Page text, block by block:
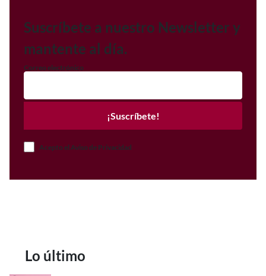
Suscríbete a nuestro Newsletter y
mantente al día.
Correo electrónico
¡Suscríbete!
Acepto el Aviso de Privacidad
Lo último